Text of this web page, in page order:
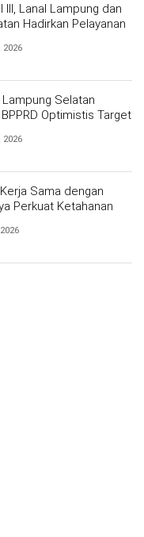
Lanal Lampung dan
Hadirkan Pelayanan
2026
Selatan
Optimistis Target
2026
Sama dengan
Perkuat Ketahanan